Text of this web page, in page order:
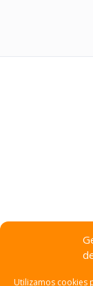
Utilizamos cookies